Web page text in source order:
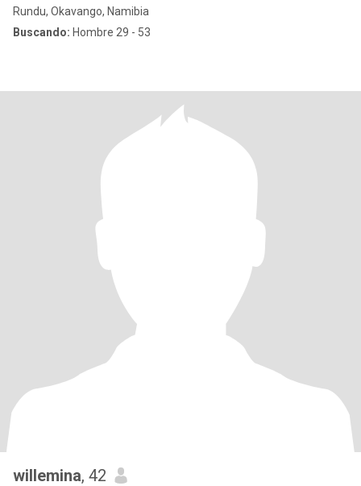
Rundu, Okavango, Namibia
Buscando: Hombre 29 - 53
willemina, 42